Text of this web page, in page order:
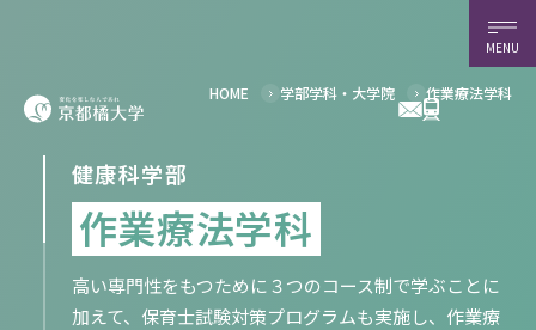
MENU
HOME 学部学科・大学院 作業療法学科
健康科学部
作業療法学科
高い専門性をもつために３つのコース制で学ぶことに
加えて、保育士試験対策プログラムも実施し、作業療